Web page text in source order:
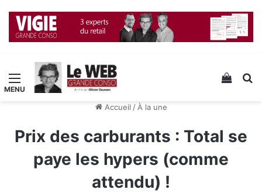
Menu Voir
Accueil / À la une
Prix des carburants : Total se
paye les hypers (comme
attendu) !